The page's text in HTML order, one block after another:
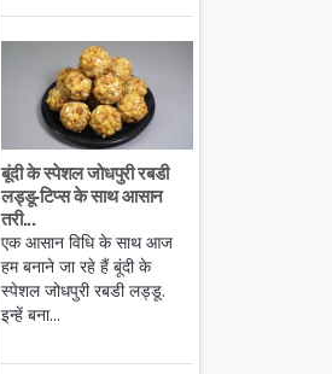
बूंदी के स्पेशल जोधपुरी रबडी
लड्डू-टिप्स के साथ आसान
तरी...
एक आसान विधि के साथ आज
हम बनाने जा रहे हैं बूंदी के
स्पेशल जोधपुरी रबडी लड्डू.
इन्हें बना...